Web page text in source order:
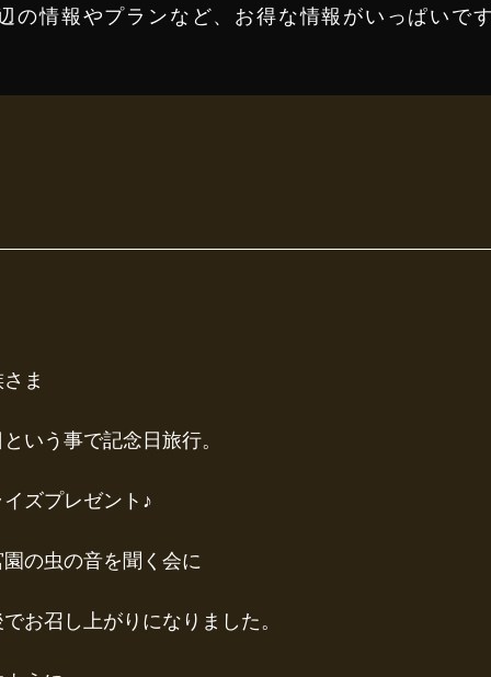
の情報やプランなど、お得な情報がいっぱいで
ま
いう事で記念日旅行。
ズプレゼント♪
の虫の音を聞く会に
お召し上がりになりました。